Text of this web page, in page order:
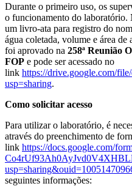
Durante o primeiro uso, os
o funcionamento do laboratório.
um livro-ata para registro do
água coletada, volume e área
foi aprovado na 258ª Reunião
FOP e pode ser acessado no
link https://drive.google.com/
usp=sharing.
Como solicitar acesso
Para utilizar o laboratório, é
através do preenchimento de
link https://docs.google.com/
seguintes informações: